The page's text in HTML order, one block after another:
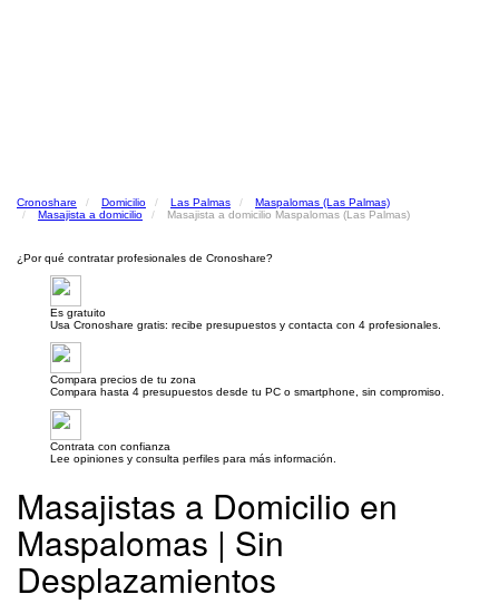
Cronoshare Domicilio Las Palmas
Maspalomas (Las Palmas)
Masajista a domicilio
Masajista a domicilio Maspalomas (Las Palmas)
¿Por qué contratar profesionales de Cronoshare?
Es gratuito
Usa Cronoshare gratis: recibe presupuestos y contacta con 4 profesionales.
Compara precios de tu zona
Compara hasta 4 presupuestos desde tu PC o smartphone, sin compromiso.
Contrata con confianza
Lee opiniones y consulta perfiles para más información.
Masajistas a Domicilio en
Maspalomas | Sin
Desplazamientos